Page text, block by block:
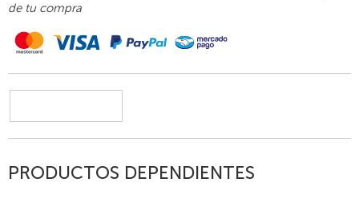
de tu compra
PRODUCTOS DEPENDIENTES